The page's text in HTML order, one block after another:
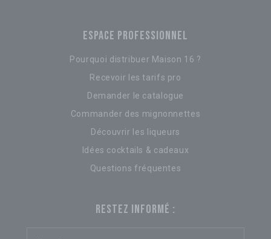
ESPACE PROFESSIONNEL
Pourquoi distribuer Maison 16 ?
Recevoir les tarifs pro
Demander le catalogue
Commander des mignonnettes
Découvrir les liqueurs
Idées cocktails & cadeaux
Questions fréquentes
RESTEZ INFORMÉ :